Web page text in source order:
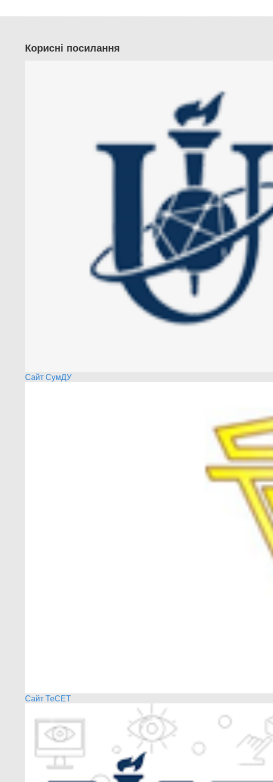
Корисні посилання
Сайт СумДУ
Сайт ТеСЕТ